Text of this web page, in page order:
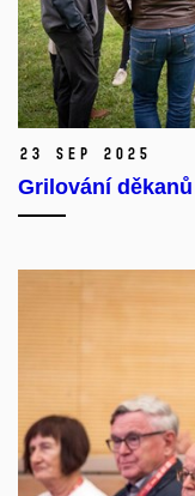
23 Sep 2025
Grilování děkanů